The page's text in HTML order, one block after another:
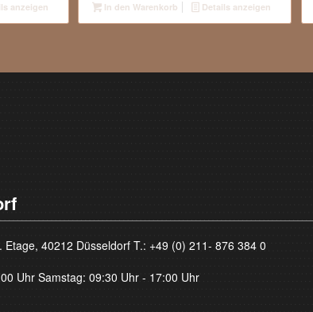
anzeigen In den Warenkorb Details anzeigen
40212 Düsseldorf T.: +49 (0) 211- 876 384 0
Uhr Samstag: 09:30 Uhr - 17:00 Uhr